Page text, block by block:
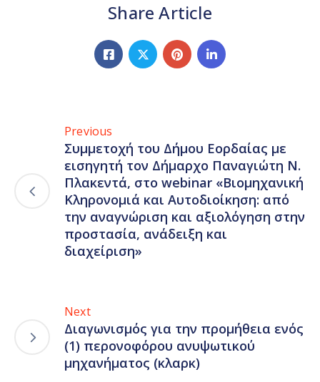
Share Article
Previous
Συμμετοχή του Δήμου Εορδαίας με
εισηγητή τον Δήμαρχο Παναγιώτη Ν.
Πλακεντά, στο webinar «Βιομηχανική
Κληρονομιά και Αυτοδιοίκηση: από
την αναγνώριση και αξιολόγηση στην
προστασία, ανάδειξη και
διαχείριση»
Next
Διαγωνισμός για την προμήθεια ενός
(1) περονοφόρου ανυψωτικού
μηχανήματος (κλαρκ)